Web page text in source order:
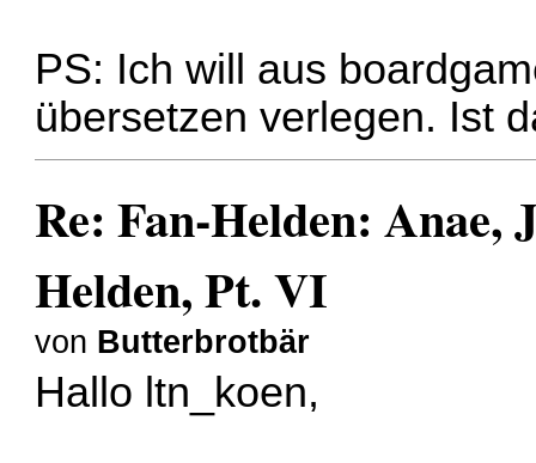
PS: Ich will aus
übersetzen verlegen. Ist
Re: Fan-Helden:
Helden, Pt. VI
von Butterbrotbär
Hallo ltn_koen,